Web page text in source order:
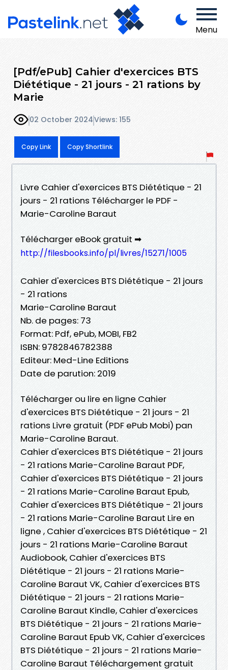
Menu
[Pdf/ePub] Cahier d'exercices BTS
Diététique - 21 jours - 21 rations by
Marie
02 October 2024Views: 155
Copy Link Copy Shortlink
Livre Cahier d'exercices BTS Diététique - 21
jours - 21 rations Télécharger le PDF -
Marie-Caroline Baraut
Télécharger eBook gratuit ➡
http://filesbooks.info/pl/livres/15271/1005
Cahier d'exercices BTS Diététique - 21 jours
- 21 rations
Marie-Caroline Baraut
Nb. de pages: 73
Format: Pdf, ePub, MOBI, FB2
ISBN: 9782846782388
Editeur: Med-Line Editions
Date de parution: 2019
Télécharger ou lire en ligne Cahier
d'exercices BTS Diététique - 21 jours - 21
rations Livre gratuit (PDF ePub Mobi) pan
Marie-Caroline Baraut.
Cahier d'exercices BTS Diététique - 21 jours
- 21 rations Marie-Caroline Baraut PDF,
Cahier d'exercices BTS Diététique - 21 jours
- 21 rations Marie-Caroline Baraut Epub,
Cahier d'exercices BTS Diététique - 21 jours
- 21 rations Marie-Caroline Baraut Lire en
ligne , Cahier d'exercices BTS Diététique - 21
jours - 21 rations Marie-Caroline Baraut
Audiobook, Cahier d'exercices BTS
Diététique - 21 jours - 21 rations Marie-
Caroline Baraut VK, Cahier d'exercices BTS
Diététique - 21 jours - 21 rations Marie-
Caroline Baraut Kindle, Cahier d'exercices
BTS Diététique - 21 jours - 21 rations Marie-
Caroline Baraut Epub VK, Cahier d'exercices
BTS Diététique - 21 jours - 21 rations Marie-
Caroline Baraut Téléchargement gratuit